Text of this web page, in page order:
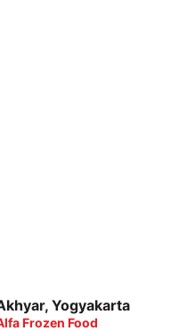
Yogyakarta
Frozen Food